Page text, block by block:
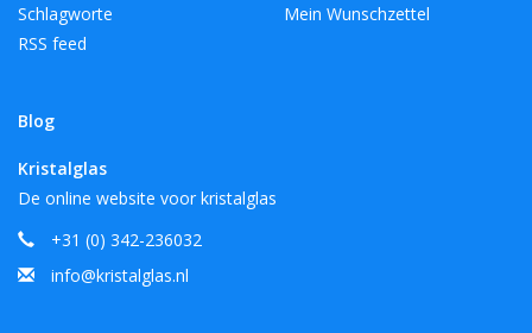
Schlagworte
RSS feed
Blog
Mein Wunschzettel
Kristalglas
De online website voor kristalglas
+31 (0) 342-236032
info@kristalglas.nl